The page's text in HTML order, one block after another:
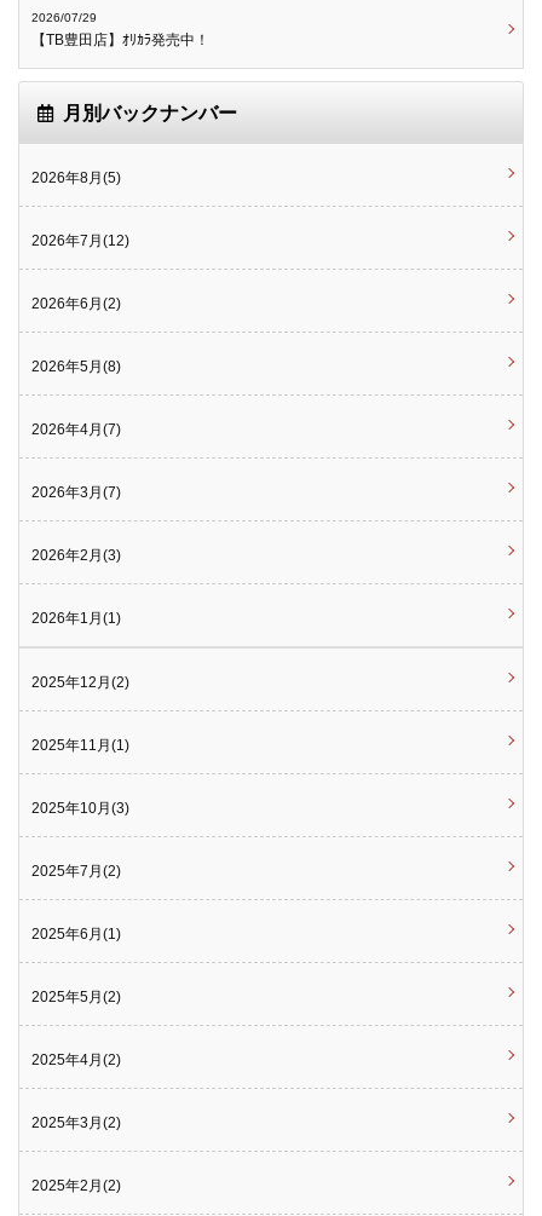
2026/07/29
【TB豊田店】ｵﾘｶﾗ発売中！
月別バックナンバー
2026年8月(5)
2026年7月(12)
2026年6月(2)
2026年5月(8)
2026年4月(7)
2026年3月(7)
2026年2月(3)
2026年1月(1)
2025年12月(2)
2025年11月(1)
2025年10月(3)
2025年7月(2)
2025年6月(1)
2025年5月(2)
2025年4月(2)
2025年3月(2)
2025年2月(2)